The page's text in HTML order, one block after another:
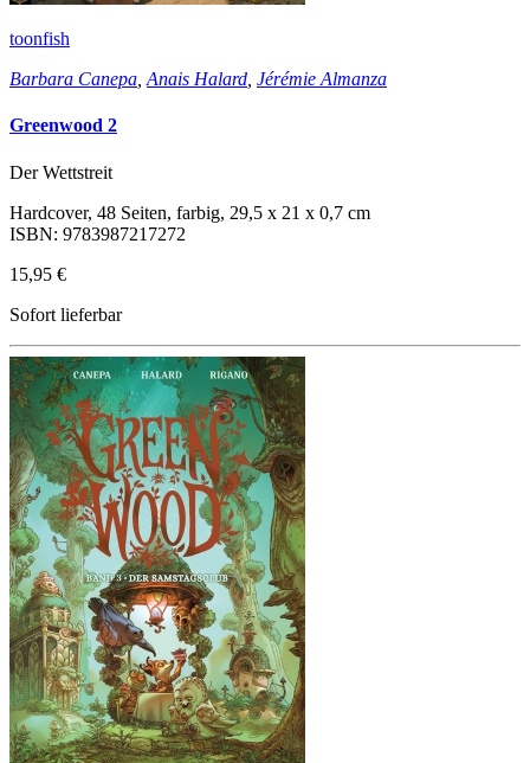
toonfish
Barbara Canepa Anais Halard Jérémie Almanza
Greenwood 2
Der Wettstreit
Hardcover, 48 Seiten, farbig, 29,5 x 21 x 0,7 cm
ISBN: 9783987217272
15,95 €
Sofort lieferbar